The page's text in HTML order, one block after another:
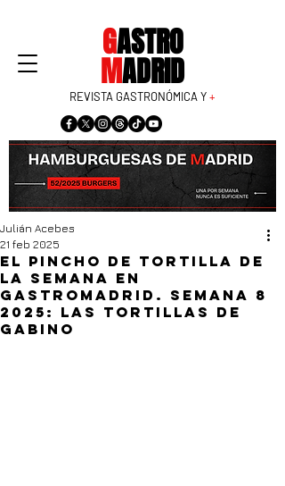
GASTRO
MADRID
REVISTA GASTRONÓMICA Y+
El pincho de tortilla de
la semana en
GastroMadrid. Semana 8
2025: Las Tortillas de
Gabino
Julián Acebes
21 feb 2025